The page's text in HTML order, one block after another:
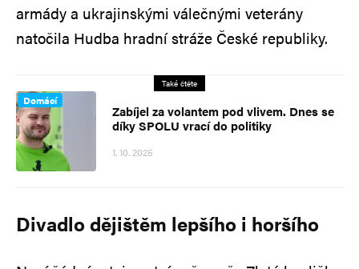
armády a ukrajinskými válečnými veterány
natočila Hudba hradní stráže České republiky.
Také čtěte
Domácí
Zabíjel za volantem pod vlivem. Dnes se
díky SPOLU vrací do politiky
1. 10. 2025
Divadlo dějištěm lepšího i horšího